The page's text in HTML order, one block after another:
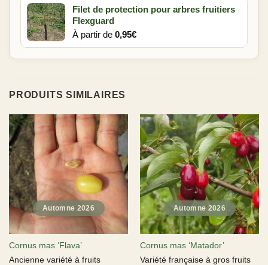
Filet de protection pour arbres fruitiers
Flexguard
À partir de 0,95€
PRODUITS SIMILAIRES
Cornus mas ‘Flava’
Ancienne variété à fruits
Cornus mas ‘Matador’
Variété française à gros fruits